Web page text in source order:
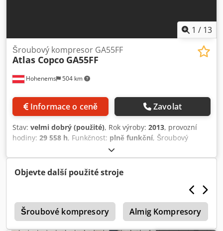
1 / 13
Hohenems 504 km
Šroubový kompresor GA55FF
Atlas Copco GA55FF
Informace o ceně Zavolat
Stav: velmi dobrý (použité), Rok výroby: 2013, provozní
hodiny: 29 558 h, Funkčnost: plně funkční, Šroubový
kompresor Atlas Copco GA55FF Integrovaná sušička 55 kW
9,75 bar 8,94 m3/min Crodpezil Iijfx Adref Rok výroby: 2013
Provozní hodiny: 29 558
Objevte další použité stroje
Šroubové kompresory Almig Kompresory